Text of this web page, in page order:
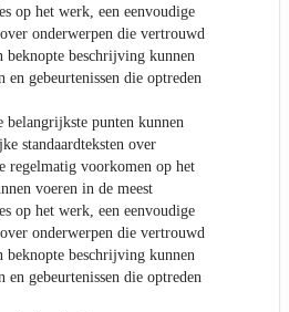
op het werk, een eenvoudige
onderwerpen die vertrouwd
beknopte beschrijving kunnen
en gebeurtenissen die optreden
belangrijkste punten kunnen
standaardteksten over
regelmatig voorkomen op het
voeren in de meest
op het werk, een eenvoudige
onderwerpen die vertrouwd
beknopte beschrijving kunnen
en gebeurtenissen die optreden